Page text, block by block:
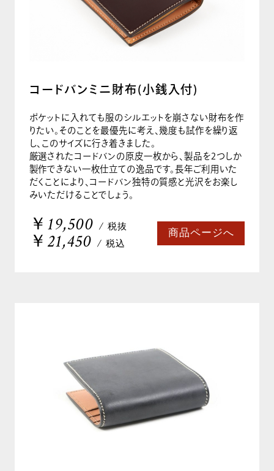
コードバンミニ財布(小銭入付)
ポケットに入れても服のシルエットを崩さない財布を作
りたい。そのことを最優先に考え、幾度も試作を繰り返
し、このサイズに行き着きました。
厳選されたコードバンの原皮一枚から、製品を2つしか
製作できない一枚仕立ての逸品です。長年ご利用いた
だくことにより、コードバン独特の質感と光沢をお楽し
みいただけることでしょう。
￥19,500 / 税抜
￥21,450 / 税込
商品ページへ